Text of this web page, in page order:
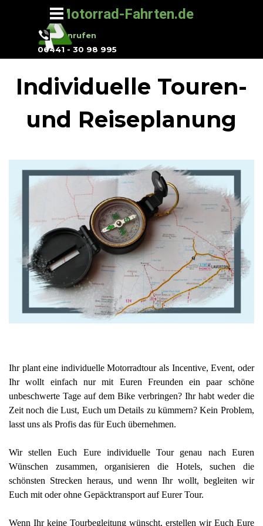
Jetzt anrufen
06441 - 30 98 995
Motorrad-Fahrten.de
Menü überspringen
Individuelle Touren-
und Reiseplanung
Ihr plant eine individuelle Motorradtour als Incentive, Event, oder
Ihr wollt einfach nur mit Euren Freunden ein paar schöne
unbeschwerte Tage auf dem Bike verbringen? Ihr habt weder die
Zeit noch die Lust, Euch um Details zu kümmern? Kein Problem,
lasst uns als Profis das für Euch übernehmen.
Wir stellen Euch Eure individuelle Tour genau nach Euren
Wünschen zusammen, organisieren die Hotels, suchen die
schönsten Strecken heraus, und wenn Ihr wollt, begleiten wir
Euch mit oder ohne Gepäcktransport auf Eurer Tour.
Wenn Ihr keine Tourbegleitung wünscht, erstellen wir Euch Eure